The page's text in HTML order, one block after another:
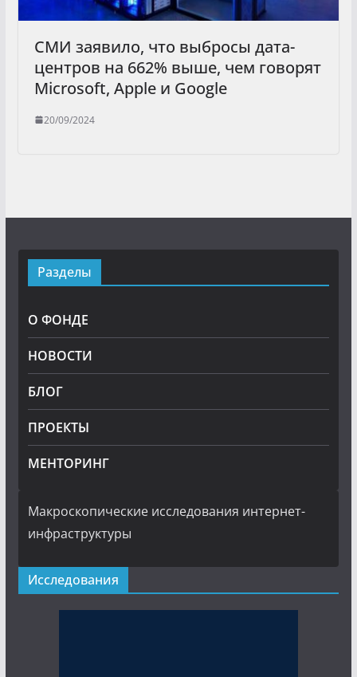
СМИ заявило, что выбросы дата-
центров на 662% выше, чем говорят
Microsoft, Apple и Google
20/09/2024
Разделы
О ФОНДЕ
НОВОСТИ
БЛОГ
ПРОЕКТЫ
МЕНТОРИНГ
Макроскопические исследования интернет-
инфраструктуры
Исследования